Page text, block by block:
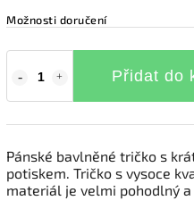
Možnosti doručení
Přidat do
Pánské bavlněné tričko s
potiskem. Tričko s vysoce
materiál je velmi pohodlný